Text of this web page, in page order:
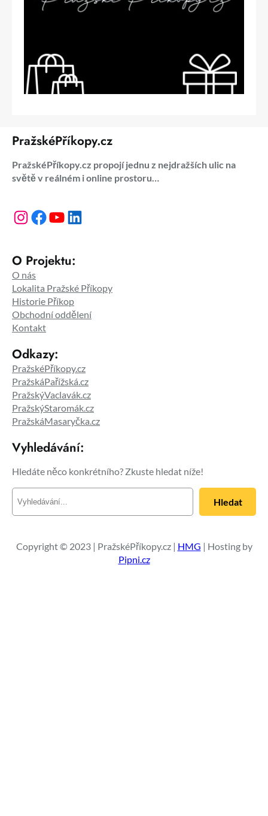
PražskéPříkopy.cz
PražskéPříkopy.cz propojí jednu z nejdražších ulic na
světě v reálném i online prostoru…
Instagram Facebook YouTube LinkedIn
O Projektu:
O nás
Lokalita Pražské Příkopy
Historie Příkop
Obchodní oddělení
Kontakt
Odkazy:
PražskéPříkopy.cz
PražskáPařížská.cz
PražskýVaclavák.cz
PražskýStaromák.cz
PražskáMasaryčka.cz
Vyhledávání:
Hledáte něco konkrétního? Zkuste hledat níže!
e
a
t
Hledat
Copyright © 2023 | PražskéPříkopy.cz | HMG | Hosting by
Pipni.cz